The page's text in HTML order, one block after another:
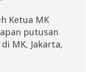
Ketua MK
putusan
MK, Jakarta,